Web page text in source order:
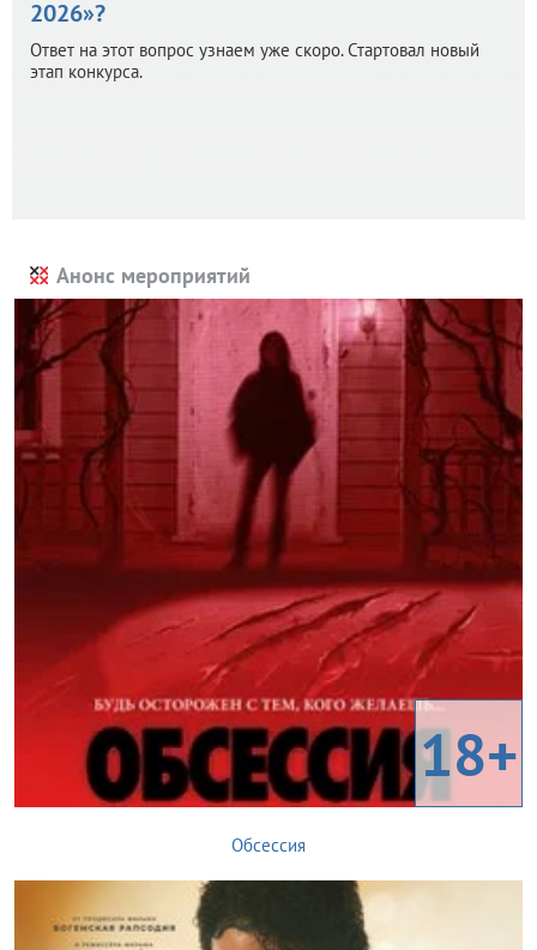
2026»?
Ответ на этот вопрос узнаем уже скоро. Стартовал новый
этап конкурса.
Анонс мероприятий
18+
Обсессия